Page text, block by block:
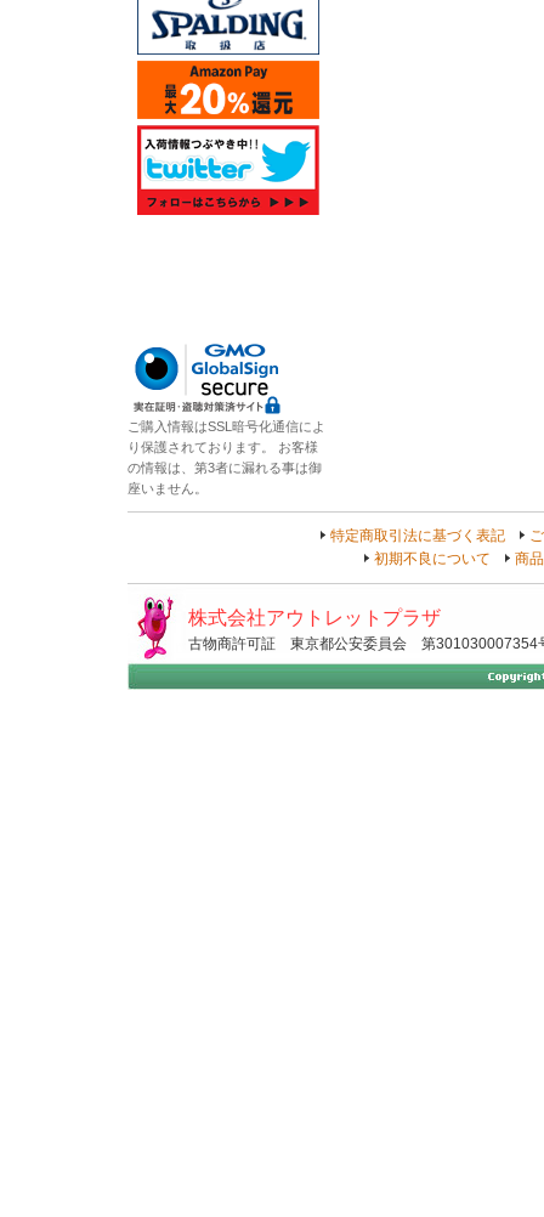
ご購入情報はSSL暗号化通信によ
り保護されております。 お客様
の情報は、第3者に漏れる事は御
座いません。
特定商取引法に基づく表記
初期不良について
商
株式会社アウトレットプラザ
古物商許可証 東京都公安委員会 第301030007354